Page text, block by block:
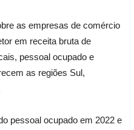
as empresas de comércio
em receita bruta de
pessoal ocupado e
as regiões Sul,
pessoal ocupado em 2022 e